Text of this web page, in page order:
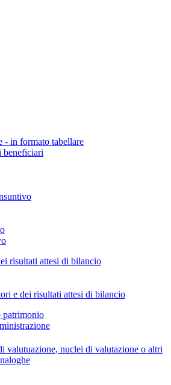
- in formato tabellare
beneficiari
risultati attesi di bilancio
e dei risultati attesi di bilancio
patrimonio
valutuazione, nuclei di valutazione o altri